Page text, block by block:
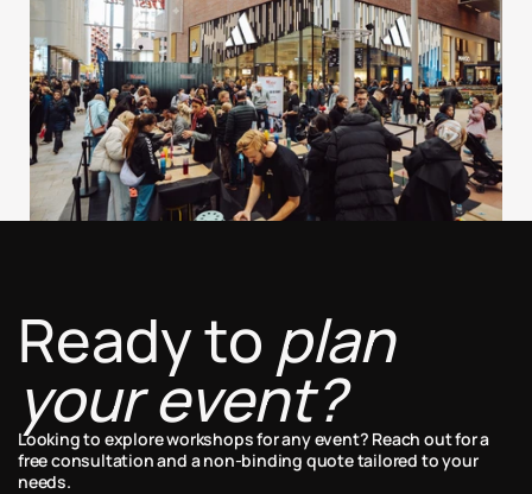
Ready to plan
your event?
Looking to explore workshops for any event? Reach out for a
free consultation and a non-binding quote tailored to your
needs.